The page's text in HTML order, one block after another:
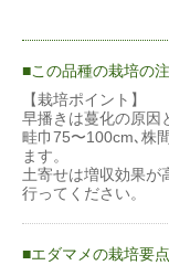
この品種の栽培の
【栽培ポイント】
早播きは蔓化の原因
畦巾75〜100cm､株
ます。
土寄せは増収効果が
行ってください。
エダマメの栽培要点